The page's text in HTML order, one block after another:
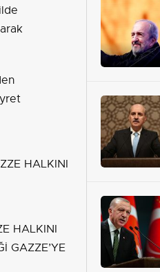
HALKINI
GAZZE’YE